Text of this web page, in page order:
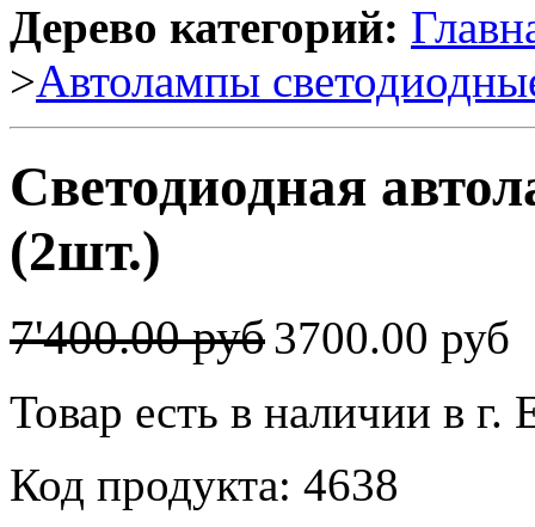
Дерево категорий:
>Автолампы
Светодиодная
(2шт.)
7'400.00 руб3700.00 руб
Товар есть в наличии в г.
Код продукта: 4638